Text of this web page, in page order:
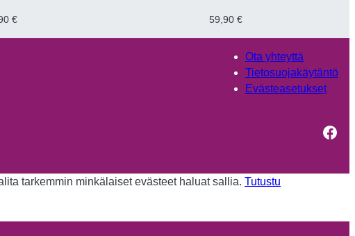
€ 59,90 €
Ota yhteyttä
Tietosuojakäytäntö
Evästeasetukset
tarkemmin minkälaiset evästeet haluat sallia. Tutustu